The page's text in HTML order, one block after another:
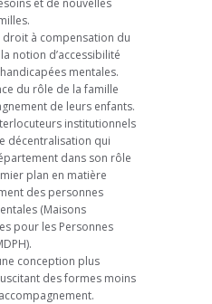
droit à compensation du
notion d’accessibilité
mentales.
du rôle de la famille
de leurs enfants.
institutionnels
décentralisation qui
dans son rôle
plan en matière
des personnes
(Maisons
pour les Personnes
conception plus
des formes moins